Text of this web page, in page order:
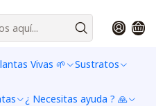
Vivas 🌱 Sustratos
¿ Necesitas ayuda ? 🙏